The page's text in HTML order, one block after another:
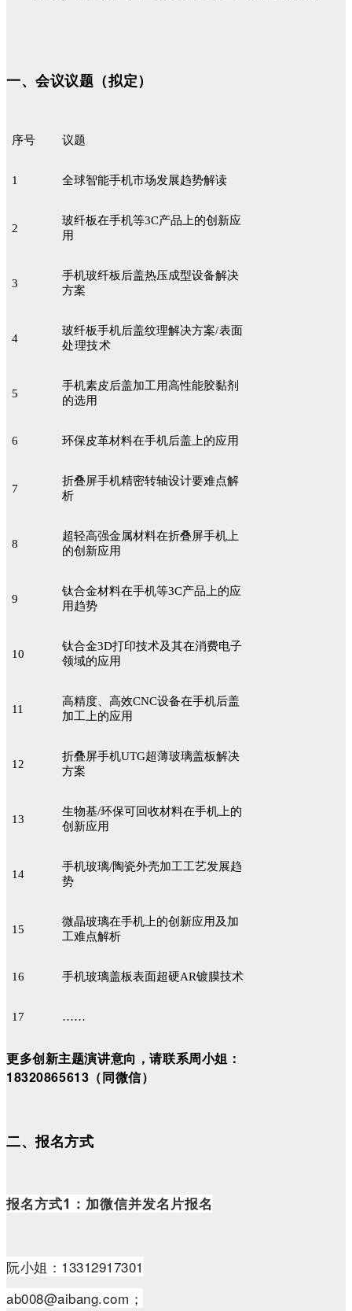
一、会议议题（拟定）
序号 议题
1 全球智能手机市场发展趋势解读
2
玻纤板在手机等3C产品上的创新应
用
3
手机玻纤板后盖热压成型设备解决
方案
4
玻纤板手机后盖纹理解决方案/表面
处理技术
5
手机素皮后盖加工用高性能胶黏剂
的选用
6 环保皮革材料在手机后盖上的应用
7
折叠屏手机精密转轴设计要难点解
析
8
超轻高强金属材料在折叠屏手机上
的创新应用
9
钛合金材料在手机等3C产品上的应
用趋势
10
钛合金3D打印技术及其在消费电子
领域的应用
11
高精度、高效CNC设备在手机后盖
加工上的应用
12
折叠屏手机UTG超薄玻璃盖板解决
方案
13
生物基/环保可回收材料在手机上的
创新应用
14
手机玻璃/陶瓷外壳加工工艺发展趋
势
15
微晶玻璃在手机上的创新应用及加
工难点解析
16 手机玻璃盖板表面超硬AR镀膜技术
17 ……
更多创新主题演讲意向，请联系周小姐：
18320865613（同微信）
二、报名方式
报名方式1：加微信并发名片报名
阮小姐： 13312917301
ab008@aibang.com；